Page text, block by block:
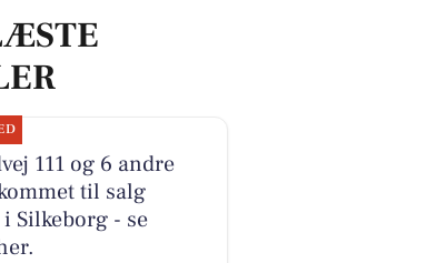
111 og 6 andre
til salg
Silkeborg - se